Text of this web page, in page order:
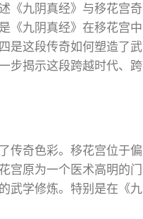
《九阴真经》与移花宫奇
《九阴真经》在移花宫中
是这段传奇如何塑造了武
步揭示这段跨越时代、跨
传奇色彩。移花宫位于偏
宫原为一个医术高明的门
武学修炼。特别是在《九